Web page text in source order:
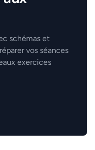
schémas et
vos séances
exercices